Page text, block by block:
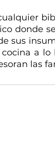
donde
sus
a
las